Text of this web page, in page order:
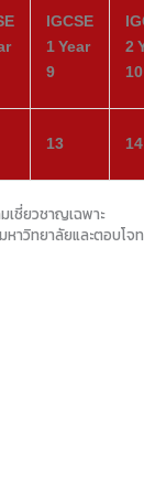
IGCSE
1 Year
9
2
10
13 14
เชี่ยวชาญเฉพาะ
หาวิทยาลัยและตอบโ